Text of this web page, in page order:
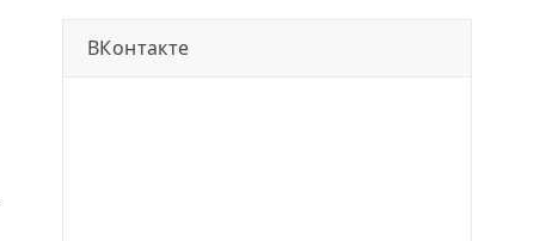
ВКонтакте